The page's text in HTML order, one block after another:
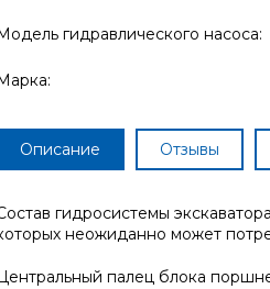
гидравлического насоса:
Описание Отзывы
гидросистемы
неожиданно может
палец блока